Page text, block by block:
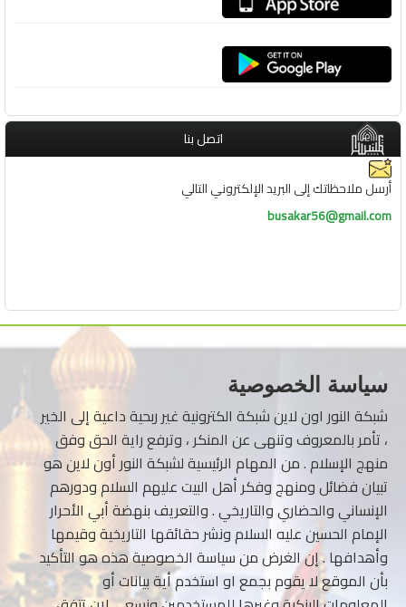
اتصل بنا
أرسل ملاحظاتك إلى البريد الإلكتروني التالي
busakar56@gmail.com
سياسة الخصوصية
شبكة النور اون لاين شبكة الكترونية غير ربحية داعية إلى الخير
، تأمر بالمعروف وتنهى عن المنكر ، وترفع راية الحق وفق
منهج الإسلام . من المهام الرئيسية لشبكة النور أون لاين هو
تبيان فضائل ومنهج وفكر أهل البيت عليهم السلام ودورهم
الإنساني والحضاري والتاريخي . والتعريف بنهضة أبي الأحرار
الإمام الحسين عليه السلام ونشر حقائقها التاريخية وقيمها
وأهدافها . إن الغرض من سياسة الخصوصية هذه هو التأكيد
بأن الموقع لا يقوم بجمع او استخدم أية بيانات أو